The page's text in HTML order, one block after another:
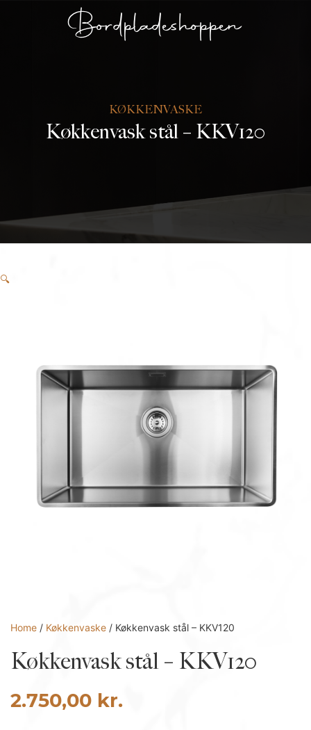
Bordpladeshoppen
KØKKENVASKE
Køkkenvask stål – KKV120
🔍
Home / Køkkenvaske / Køkkenvask stål – KKV120
Køkkenvask stål – KKV120
2.750,00 kr.